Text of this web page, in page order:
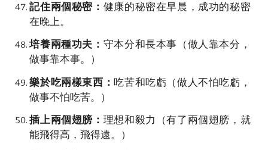
記住兩個秘密： 健康的秘密在早晨，成功的秘密
在晚上。
培養兩種功夫： 守本分和長本事（做人靠本分，
做事靠本事。 ）
樂於吃兩樣東西：吃苦和吃虧（做人不怕吃虧，
做事不怕吃苦。）
插上兩個翅膀： 理想和毅力（有了兩個翅膀，就
能飛得高，飛得遠。）